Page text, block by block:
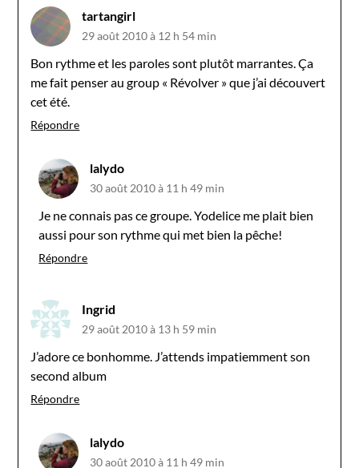
tartangirl
29 août 2010 à 12 h 54 min
Bon rythme et les paroles sont plutôt marrantes. Ça
me fait penser au group « Révolver » que j’ai découvert
cet été.
Répondre
lalydo
30 août 2010 à 11 h 49 min
Je ne connais pas ce groupe. Yodelice me plait bien
aussi pour son rythme qui met bien la pêche!
Répondre
Ingrid
29 août 2010 à 13 h 59 min
J’adore ce bonhomme. J’attends impatiemment son
second album
Répondre
lalydo
30 août 2010 à 11 h 49 min